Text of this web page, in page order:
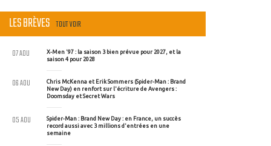
LES BRÈVES TOUT VOIR
X-Men '97 : la saison 3 bien prévue pour 2027, et la
saison 4 pour 2028
07 AOU
Chris McKenna et Erik Sommers (Spider-Man : Brand
New Day) en renfort sur l'écriture de Avengers :
Doomsday et Secret Wars
06 AOU
Spider-Man : Brand New Day : en France, un succès
record aussi avec 3 millions d'entrées en une
semaine
05 AOU